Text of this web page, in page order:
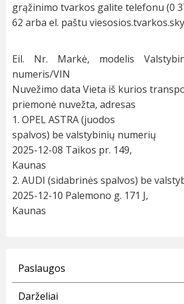
grąžinimo tvarkos galite telefonu (0
62 arba el. paštu viesosios.tvarkos
Eil. Nr. Markė, modelis
numeris/VIN
Nuvežimo data Vieta iš kurios
priemonė nuvežta, adresas
1. OPEL ASTRA (juodos
spalvos) be valstybinių numerių
2025-12-08 Taikos pr. 149,
Kaunas
2. AUDI (sidabrinės spalvos) be
2025-12-10 Palemono g. 171 J,
Kaunas
Paslaugos
Darželiai